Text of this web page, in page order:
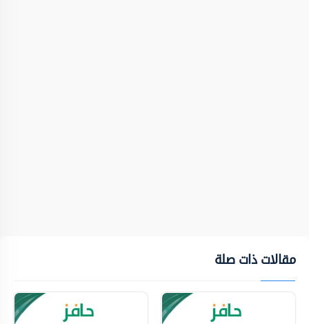
مقالات ذات صلة